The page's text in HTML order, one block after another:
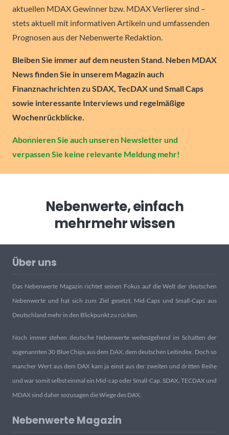
aktuellen MDAX Gewinner bzw. MDAX Verlierer sind –
stets aktuell mit informativen Artikeln und umfassenden
Prognosen aus der Nebenwerte Redaktion.
Bleiben Sie immer auf dem neusten Stand. Neben MDAX
News finden Sie in unserem Magazin auch
Finanznachrichten zu SDAX, TecDAX und Small Caps
sowie interessante Interviews und regelmäßige
Wochenrückblicke.
Abonnieren Sie auch unseren Newsletter und
verpassen Sie keine relevante Meldung mehr!
Nebenwerte, einfach
mehrmehr wissen
Über uns
Das Nebenwerte Magazin richtet seinen Fokus auf die Welt der deutschen
Nebenwerte und hat sich zum Ziel gesetzt, Mid-Caps und Small-Caps aus
Deutschland mehr in den Blickpunkt zu rücken.
Noch immer stehen deutsche Nebenwerte weitestgehend im Schatten der
sogenannten 30 Blue Chips aus dem DAX, dem deutschen Leitindex. Doch so
mancher Wert aus dem DAX kam ja einst aus der zweiten und dritten Reihe
und war somit selbst einmal ein Mid-cap oder Small-Cap. SDAX, TECDAX und
MDAX sind daher sozusagen die Wiege des DAX.
Nebenwerte Magazin